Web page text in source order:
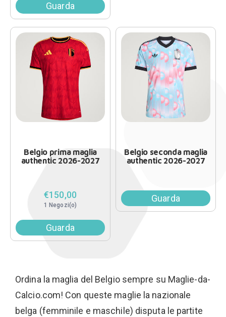
Guarda
Belgio prima maglia
authentic 2026-2027
€150,00
1 Negozi(o)
Guarda
Belgio seconda maglia
authentic 2026-2027
Guarda
Ordina la maglia del Belgio sempre su Maglie-da-
Calcio.com! Con queste maglie la nazionale
belga (femminile e maschile) disputa le partite